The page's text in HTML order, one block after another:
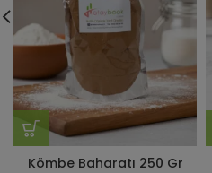
Kömbe Baharatı 250 Gr